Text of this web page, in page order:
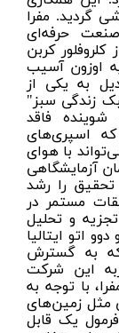
گردید. مفرا
حرفه‌ای
کربن
اوزون آسیب
به یکی از
زندگی سبز"
مواد شوینده فاقد
که اسپری‌های
با هوای
آزمایشگاهی
را رشد
مستمر در
و تحلیل
اتو ایتالیا
به گسترش
این شرکت
برند مفرا، با توجه به
مثل زمین‌های
یک قابل